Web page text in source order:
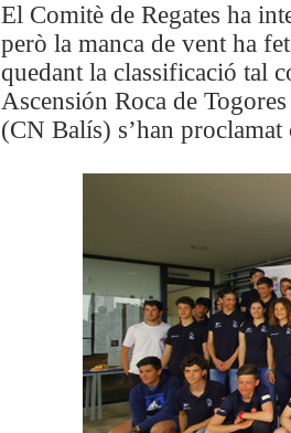
El Comitè de Regates ha
però la manca de vent ha
quedant la classificació tal
Ascensión Roca de
(CN Balís) s’han proclamat